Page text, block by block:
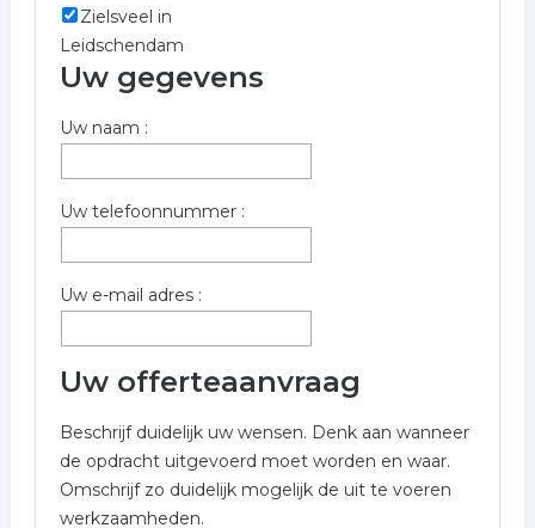
natuurgeneeskunde in Leiden.
Trefwoorden:
meditatie spiritueel paranormaal
alternatieve geneeskunde
Zielsveel in
Leidschendam
Uw gegevens
Uw naam :
Uw telefoonnummer :
Uw e-mail adres :
Uw offerteaanvraag
Beschrijf duidelijk uw wensen. Denk aan wanneer
de opdracht uitgevoerd moet worden en waar.
Omschrijf zo duidelijk mogelijk de uit te voeren
werkzaamheden.